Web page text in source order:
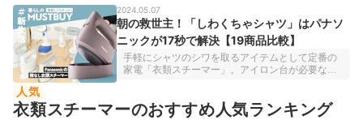
量は828gと軽くはないものの重量と重心バランスのよさにより、片手
での操作も比較的ラクに行えます。仕上がりのよさ・かけやすさ・持
続性の三拍子がそろった衣類スチーマーとして、まさに“手軽に本格ケ
ア”を実現できる一台です。
2024.05.07
朝の救世主！「しわくちゃシャツ」はパナソ
ニックが17秒で解決【19商品比較】
手軽にシャツのシワを取るアイテムとして定番の
家電「衣類スチーマー」。アイロン台が必要なプ
れて」便利家電なんですが、実際に購入して使っ
人気
衣類スチーマーのおすすめ人気ランキング